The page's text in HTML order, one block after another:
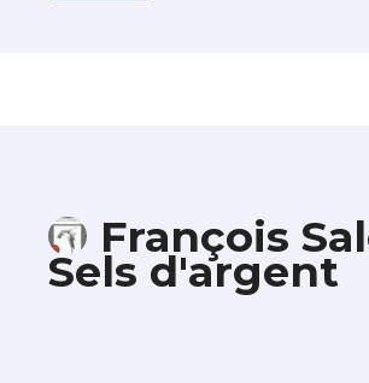
François
Sels d'argent